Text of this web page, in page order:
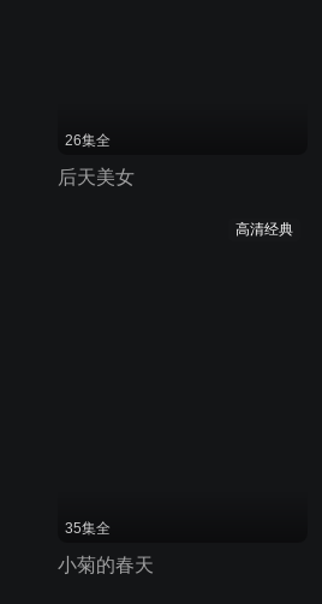
26集全
后天美女
高清经典
35集全
小菊的春天